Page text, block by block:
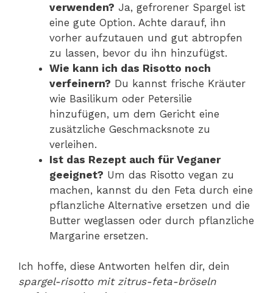
verwenden? Ja, gefrorener Spargel ist
eine gute Option. Achte darauf, ihn
vorher aufzutauen und gut abtropfen
zu lassen, bevor du ihn hinzufügst.
Wie kann ich das Risotto noch
verfeinern? Du kannst frische Kräuter
wie Basilikum oder Petersilie
hinzufügen, um dem Gericht eine
zusätzliche Geschmacksnote zu
verleihen.
Ist das Rezept auch für Veganer
geeignet? Um das Risotto vegan zu
machen, kannst du den Feta durch eine
pflanzliche Alternative ersetzen und die
Butter weglassen oder durch pflanzliche
Margarine ersetzen.
Ich hoffe, diese Antworten helfen dir, dein
spargel-risotto mit zitrus-feta-bröseln